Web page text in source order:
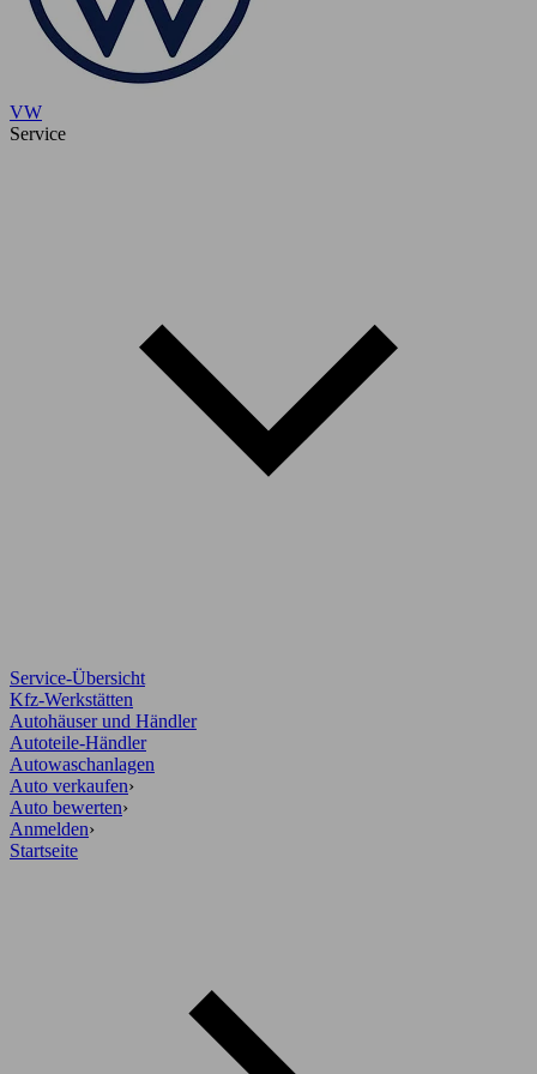
VW
Service
Service-Übersicht
Kfz-Werkstätten
Autohäuser und Händler
Autoteile-Händler
Autowaschanlagen
Auto verkaufen›
Auto bewerten›
Anmelden›
Startseite